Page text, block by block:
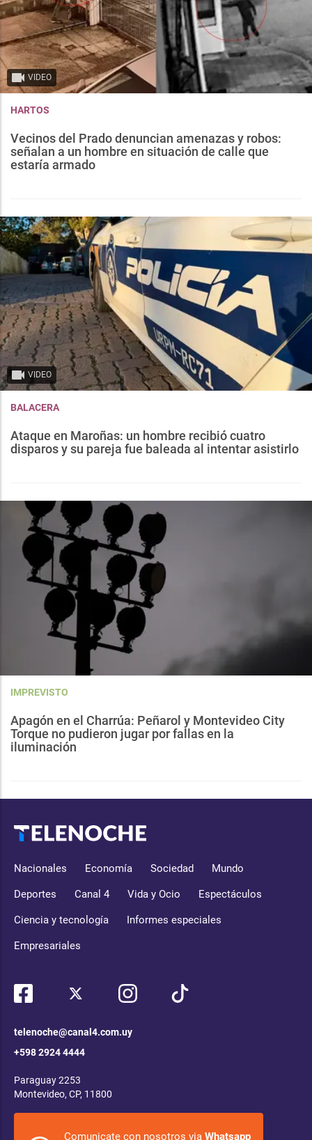
VIDEO
HARTOS
Vecinos del Prado denuncian amenazas y robos:
señalan a un hombre en situación de calle que
estaría armado
VIDEO
BALACERA
Ataque en Maroñas: un hombre recibió cuatro
disparos y su pareja fue baleada al intentar asistirlo
IMPREVISTO
Apagón en el Charrúa: Peñarol y Montevideo City
Torque no pudieron jugar por fallas en la
iluminación
Nacionales Economía Sociedad Mundo
Deportes Canal 4 Vida y Ocio Espectáculos
Ciencia y tecnología Informes especiales
Empresariales
telenoche@canal4.com.uy
+598 2924 4444
Paraguay 2253
Montevideo, CP, 11800
Comunicate con nosotros via Whatsapp